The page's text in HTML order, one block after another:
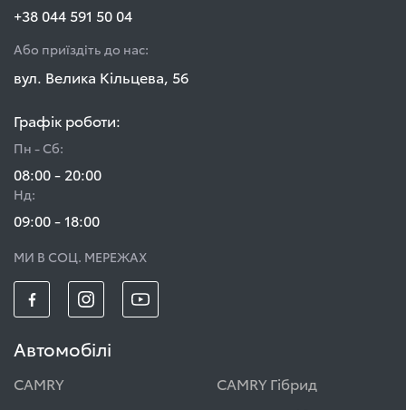
+38 044 591 50 04
Або приїздіть до нас:
вул. Велика Кільцева, 56
Графік роботи:
Пн - Сб:
08:00 - 20:00
Нд:
09:00 - 18:00
МИ В СОЦ. МЕРЕЖАХ
Автомобілі
CAMRY
CAMRY Гібрид